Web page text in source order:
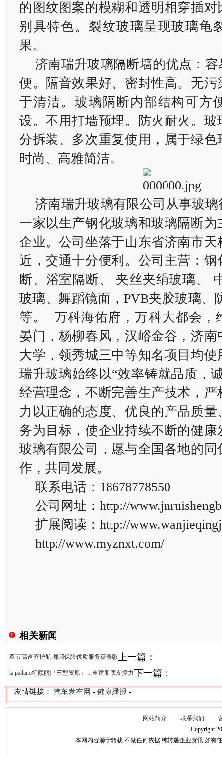
的图纹图案的模糊和透明相穿插对
别具特色。裂纹玻璃呈现玻璃龟
果。
济南瑞升玻璃隔断墙的优点：
便。隔音效果好、密封性高。无污
于清洁。玻璃隔断内部结构可方
设。不用打墙预埋。防火耐火。玻
分拆装、多次重复使用，属于绿色
时尚、高雅简洁。
济南瑞升玻璃有限公司从事玻璃
一家以生产钢化玻璃和玻璃隔断为
企业。公司坐落于山东省济南市天
近，交通十分便利。公司主营：钢
断、浴室隔断、 夹丝夹绢玻璃、
玻璃、舞蹈镜面，PVB夹胶玻璃、
等。 万科海佑府，万科大都会，
晏门，杨柳春风，汉峪金谷，济南
大学，领秀城三中等知名项目均使
瑞升玻璃始终以“效率铸就品质，
经营理念，不断完善生产技术，严
力以正确的态度、优良的产品质量
务为目标，使企业持续不断的健康
玻璃有限公司，愿与全国各地的同
作，共同发展。
联系电话：18678778550
公司网址： http://
扩展阅读： http://
http://www.myznxt.com/
相关新闻
上一篇：
双节高速齐护航 都邦保险优质服务获表彰
下一篇：
la pailano笙颜丽|「三型胶原」，重建肌底支撑力
友情链接： 汽车发布网 - 健康播报 -
网站简介 - 联系我们 -
Copyright
本网内容源于转载 不做任何依据 纯转递企业资讯 如有